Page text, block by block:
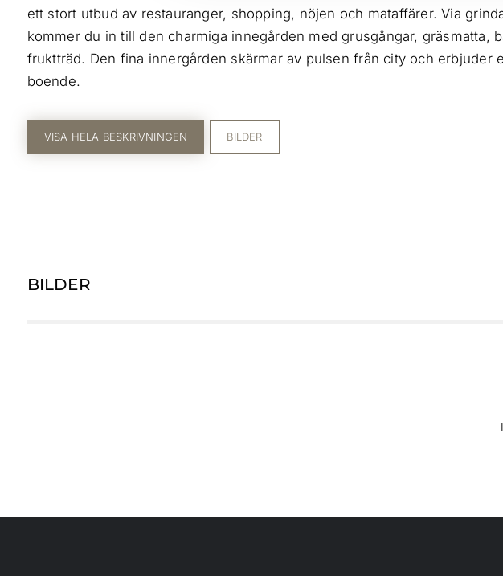
ett stort utbud av restauranger, shopping, nöjen och mataffärer. Via
kommer du in till den charmiga innegården med grusgångar, gräsmatta,
fruktträd. Den fina innergården skärmar av pulsen från city och erbjuder
boende.
VISA HELA BESKRIVNINGEN BILDER
BILDER